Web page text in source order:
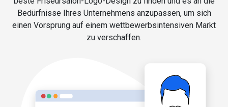
Bedürfnisse Ihres Unternehmens anzupassen, um sich
einen Vorsprung auf einem wettbewerbsintensiven Markt
zu verschaffen.